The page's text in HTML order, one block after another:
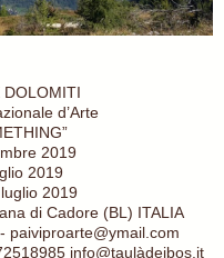
DOLOMITI
d’Arte
2019
2019
2019
di Cadore (BL) ITALIA
paiviproarte@ymail.com
info@taulàdeibos.it